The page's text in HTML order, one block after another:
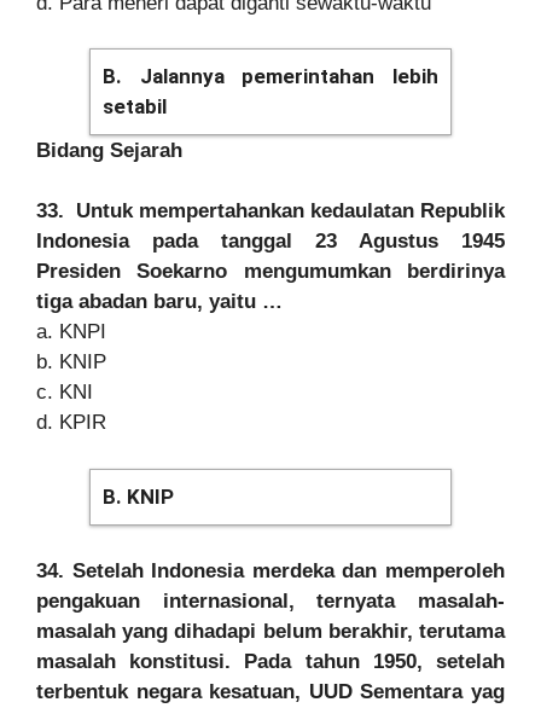
B. Jalannya pemerintahan lebih
setabil
Bidang Sejarah
33. Untuk mempertahankan kedaulatan Republik
Indonesia pada tanggal 23 Agustus 1945
Presiden Soekarno mengumumkan berdirinya
tiga abadan baru, yaitu …
a. KNPI
b. KNIP
c. KNI
d. KPIR
B. KNIP
34. Setelah Indonesia merdeka dan memperoleh
pengakuan internasional, ternyata masalah-
masalah yang dihadapi belum berakhir, terutama
masalah konstitusi. Pada tahun 1950, setelah
terbentuk negara kesatuan, UUD Sementara yag